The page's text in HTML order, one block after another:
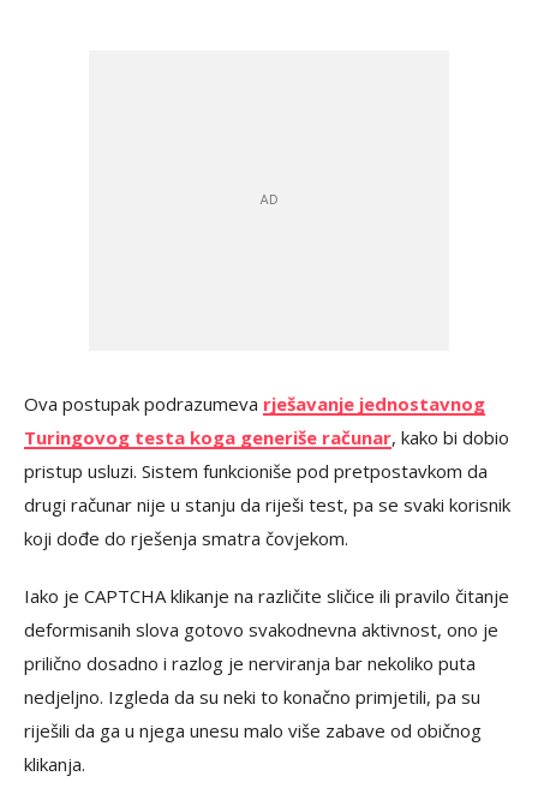
Ova postupak podrazumeva rješavanje jednostavnog
Turingovog testa koga generiše računar, kako bi dobio
pristup usluzi. Sistem funkcioniše pod pretpostavkom da
drugi računar nije u stanju da riješi test, pa se svaki korisnik
koji dođe do rješenja smatra čovjekom.
Iako je CAPTCHA klikanje na različite sličice ili pravilo čitanje
deformisanih slova gotovo svakodnevna aktivnost, ono je
prilično dosadno i razlog je nerviranja bar nekoliko puta
nedjeljno. Izgleda da su neki to konačno primjetili, pa su
riješili da ga u njega unesu malo više zabave od običnog
klikanja.